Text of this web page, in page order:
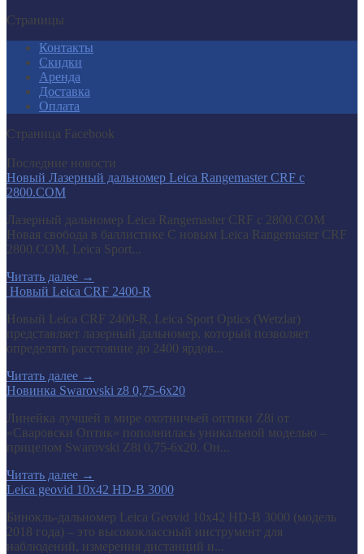
Страницы
Контакты
Скидки
Аренда
Доставка
Оплата
Страница Facebook
Последние новости
Новый Лазерный дальномер Leica Rangemaster CRF с
2800.COM
Лазерный дальномер Leica Rangemaster CRF с 2800.COM
Новая свобода в баллистике С новым Leica Rangemaster CRF
2800.COM, Leica Sport...
Читать далее →
​ Новый Leica CRF 2400-R
Новый Leica CRF 2400-R, Leica Sport Optics (Wetzlar)
представляет лазерный дальномер, который позволяет
определять расстояние до 2400 ярдов...
Читать далее →
Новинка Swarovski z8 0,75-6x20
Линейка лучшей в мире охотничьей оптики Z8i от
«Сваровски Оптик» пополнилась уникальной моделью –
прицелом Swarovski Z8i 0,75-6x20. Он...
Читать далее →
Leica geovid 10x42 HD-B 3000
Бинокль-дальномер Leica Geovid 10x42 HD-В 3000 (модель
2018 года) – это высококлассный инструмент для
наблюдений, измерения дистанций и...